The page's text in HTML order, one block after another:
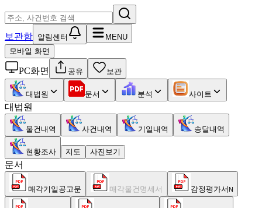
보관함 알림센터
MENU
모바일 화면
PC화면 공유 보관
대법원 문서 분석 사이트
대법원
물건내역 사건내역 기일내역 송달내역
현황조사 지도 사진보기
문서
매각기일공고문 매각물건명세서 감정평가서 N